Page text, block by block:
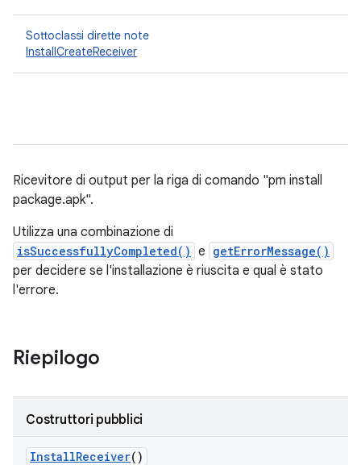
Sottoclassi dirette note
InstallCreateReceiver
Ricevitore di output per la riga di comando "pm install
package.apk".
Utilizza una combinazione di
isSuccessfullyCompleted() e getErrorMessage()
per decidere se l'installazione è riuscita e qual è stato
l'errore.
Riepilogo
Costruttori pubblici
InstallReceiver()